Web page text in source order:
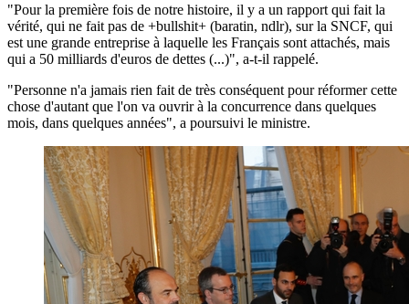
"Pour la première fois de notre histoire, il y a un rapport qui fait la
vérité, qui ne fait pas de +bullshit+ (baratin, ndlr), sur la SNCF, qui
est une grande entreprise à laquelle les Français sont attachés, mais
qui a 50 milliards d'euros de dettes (...)", a-t-il rappelé.
"Personne n'a jamais rien fait de très conséquent pour réformer cette
chose d'autant que l'on va ouvrir à la concurrence dans quelques
mois, dans quelques années", a poursuivi le ministre.